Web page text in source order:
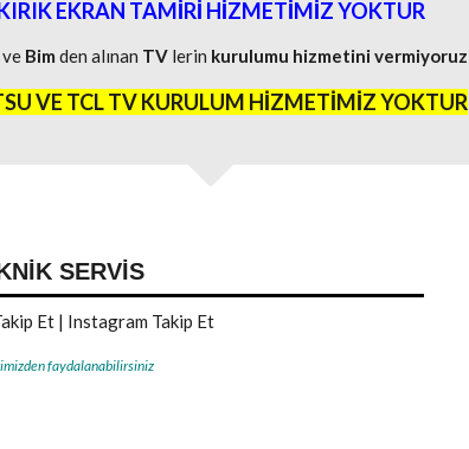
EKRAN TAMİRİ HİZMETİMİZ YOKTUR
ve Bim den alınan TV lerin kurulumu hizmetini vermiyoruz
VE TCL TV KURULUM HİZMETİMİZ YOKTUR
SERVIS
Et | Instagram Takip Et
faydalanabilirsiniz